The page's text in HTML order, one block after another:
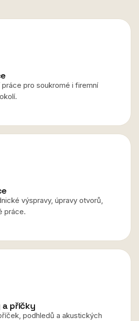
pro soukromé i firemní
výspravy, úpravy otvorů,
práce.
příčky
podhledů a akustických